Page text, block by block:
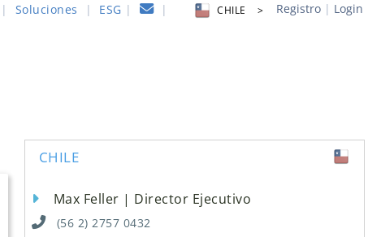
| Soluciones | ESG | | CHILE > Registro| Login
CHILE
Max Feller | Director Ejecutivo
(56 2) 2757 0432